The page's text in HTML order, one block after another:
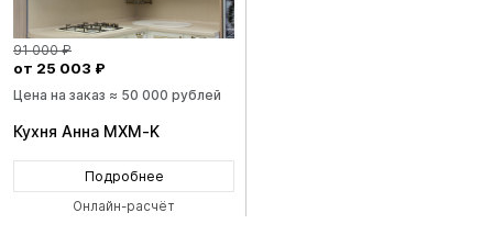
91 000 ₽
от 25 003 ₽
Цена на заказ ≈ 50 000 рублей
Кухня Анна MXM-K
Подробнее
Онлайн-расчёт